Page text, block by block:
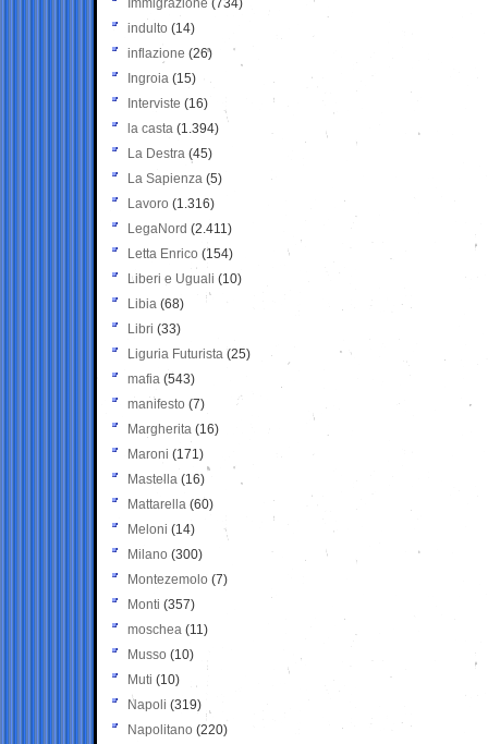
Immigrazione (734)
indulto (14)
inflazione (26)
Ingroia (15)
Interviste (16)
la casta (1.394)
La Destra (45)
La Sapienza (5)
Lavoro (1.316)
LegaNord (2.411)
Letta Enrico (154)
Liberi e Uguali (10)
Libia (68)
Libri (33)
Liguria Futurista (25)
mafia (543)
manifesto (7)
Margherita (16)
Maroni (171)
Mastella (16)
Mattarella (60)
Meloni (14)
Milano (300)
Montezemolo (7)
Monti (357)
moschea (11)
Musso (10)
Muti (10)
Napoli (319)
Napolitano (220)